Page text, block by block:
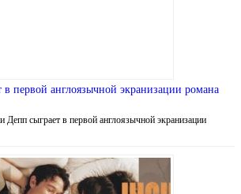
первой англоязычной экранизации романа
сыграет в первой англоязычной экранизации